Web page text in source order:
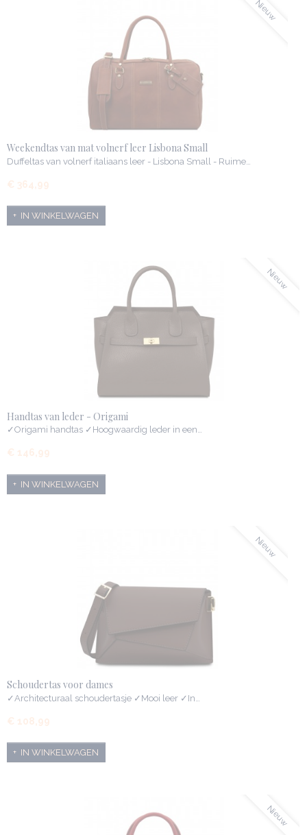
Nieuw
Weekendtas van mat volnerf leer Lisbona Small
Duffeltas van volnerf italiaans leer - Lisbona Small - Ruime…
€ 364,99
IN WINKELWAGEN
Nieuw
Handtas van leder - Origami
✓Origami handtas ✓Hoogwaardig leder in een…
€ 146,99
IN WINKELWAGEN
Nieuw
Schoudertas voor dames
✓Architecturaal schoudertasje ✓Mooi leer ✓In…
€ 108,99
IN WINKELWAGEN
Nieuw